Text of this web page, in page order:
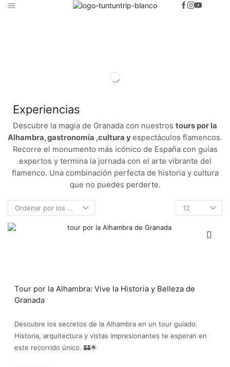
Viajes Y Tours
Experiencias
Descubre la magia de Granada con nuestros tours por la
Alhambra, gastronomía ,cultura yespectáculos flamencos.
Recorre el monumento más icónico de España con guías
expertos y termina la jornada con el arte vibrante del
flamenco. Una combinación perfecta de historia y cultura
que no puedes perderte.
Tour por la Alhambra: Vive la Historia y Belleza de
Granada
Descubre los secretos de la Alhambra en un tour guiado.
Historia, arquitectura y vistas impresionantes te esperan en
este recorrido único. 🏰🌟